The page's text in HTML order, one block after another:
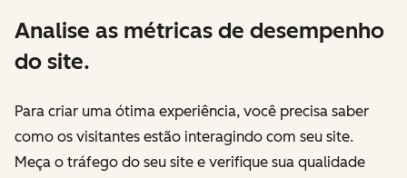
Analise as métricas de desempenho
do site.
Para criar uma ótima experiência, você precisa saber
como os visitantes estão interagindo com seu site.
Meça o tráfego do seu site e verifique sua qualidade